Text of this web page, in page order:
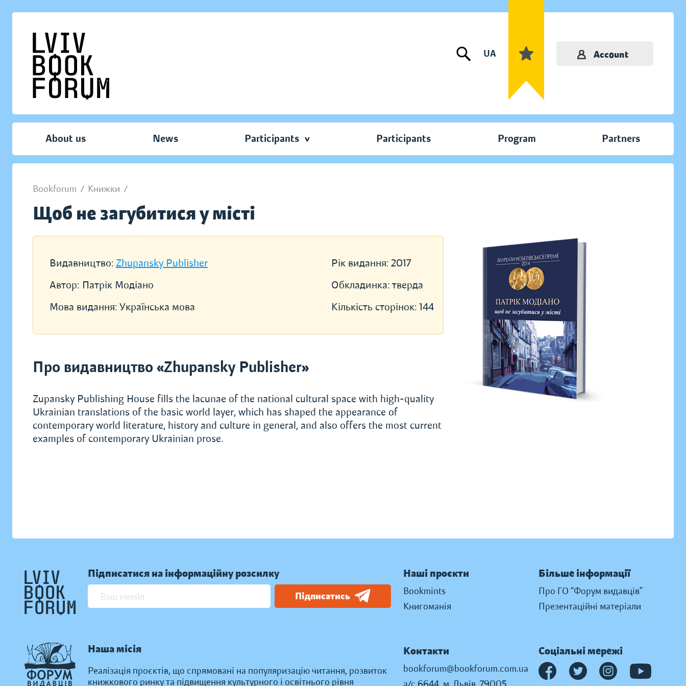
UA Account
About us News Participants Participants Program Partners
Bookforum / Книжки /
Щоб не загубитися у місті
Видавництво: Zhupansky Publisher
Автор: Патрік Модіано
Мова видання: Українська мова
Рік видання: 2017
Обкладинка: тверда
Кількість сторінок: 144
Про видавництво «Zhupansky Publisher»
Zupansky Publishing House fills the lacunae of the national cultural space with high-quality
Ukrainian translations of the basic world layer, which has shaped the appearance of
contemporary world literature, history and culture in general, and also offers the most current
examples of contemporary Ukrainian prose.
Підписатися на інформаційну розсилку
Підписатись
Наша місія
Реалізація проєктів, що спрямовані на популяризацію читання, розвиток
книжкового ринку та підвищення культурного і освітнього рівня
Наші проєкти
Bookmints
Книгоманія
Більше інформації
Про ГО “Форум видавців”
Презентаційні матеріали
Контакти
bookforum@bookforum.com.ua
Соціальні мережі